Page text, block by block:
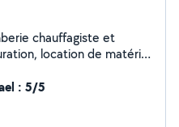
location de matériel
: 5/5